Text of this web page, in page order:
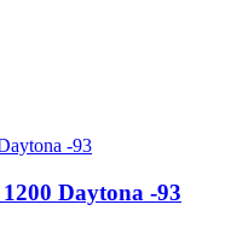
Daytona -93